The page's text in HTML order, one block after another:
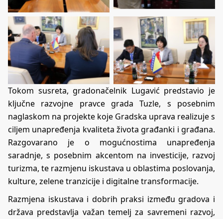
Tokom susreta, gradonačelnik Lugavić predstavio je
ključne razvojne pravce grada Tuzle, s posebnim
naglaskom na projekte koje Gradska uprava realizuje s
ciljem unapređenja kvaliteta života građanki i građana.
Razgovarano je o mogućnostima unapređenja
saradnje, s posebnim akcentom na investicije, razvoj
turizma, te razmjenu iskustava u oblastima poslovanja,
kulture, zelene tranzicije i digitalne transformacije.
Razmjena iskustava i dobrih praksi između gradova i
država predstavlja važan temelj za savremeni razvoj,